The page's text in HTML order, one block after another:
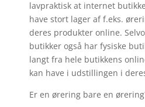
lavpraktisk at internet
have stort lager af f.eks.
deres produkter online.
butikker også har fysiske
langt fra hele butikkens
kan have i udstillingen i
Er en ørering bare en